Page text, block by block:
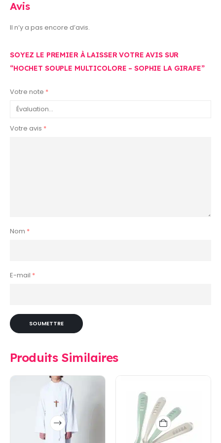
Avis
Il n’y a pas encore d’avis.
SOYEZ LE PREMIER À LAISSER VOTRE AVIS SUR
“HOCHET SOUPLE MULTICOLORE – SOPHIE LA GIRAFE”
Votre note *
Votre avis *
Nom *
E-mail *
Produits Similaires
Ce
produit
a